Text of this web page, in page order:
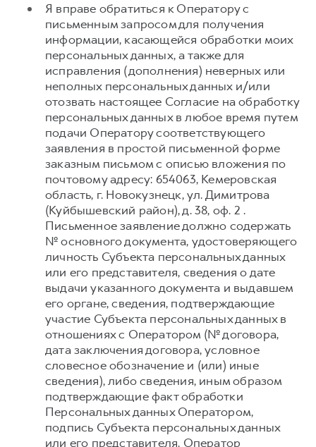
Я вправе обратиться к Оператору с
письменным запросом для получения
информации, касающейся обработки моих
персональных данных, а также для
исправления (дополнения) неверных или
неполных персональных данных и/или
отозвать настоящее Согласие на обработку
персональных данных в любое время путем
подачи Оператору соответствующего
заявления в простой письменной форме
заказным письмом с описью вложения по
почтовому адресу: 654063, Кемеровская
область, г. Новокузнецк, ул. Димитрова
(Куйбышевский район), д. 38, оф. 2 .
Письменное заявление должно содержать
№ основного документа, удостоверяющего
личность Субъекта персональных данных
или его представителя, сведения о дате
выдачи указанного документа и выдавшем
его органе, сведения, подтверждающие
участие Субъекта персональных данных в
отношениях с Оператором (№ договора,
дата заключения договора, условное
словесное обозначение и (или) иные
сведения), либо сведения, иным образом
подтверждающие факт обработки
Персональных данных Оператором,
подпись Субъекта персональных данных
или его представителя. Оператор